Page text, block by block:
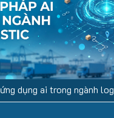
ứng dụng ai trong ngành